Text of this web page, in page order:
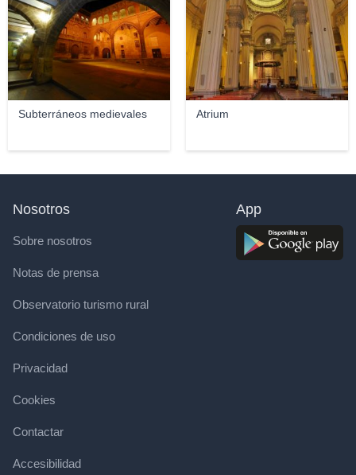
Subterráneos medievales Atrium
Nosotros
Sobre nosotros
Notas de prensa
Observatorio turismo rural
Condiciones de uso
Privacidad
Cookies
Contactar
Accesibilidad
App